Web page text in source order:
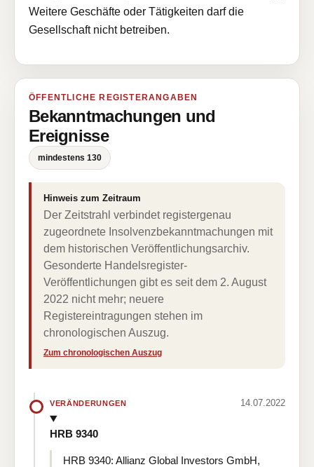
Weitere Geschäfte oder Tätigkeiten darf die
Gesellschaft nicht betreiben.
ÖFFENTLICHE REGISTERANGABEN
Bekanntmachungen und
Ereignisse
mindestens 130
Hinweis zum Zeitraum
Der Zeitstrahl verbindet registergenau
zugeordnete Insolvenzbekanntmachungen mit
dem historischen Veröffentlichungsarchiv.
Gesonderte Handelsregister-
Veröffentlichungen gibt es seit dem 2. August
2022 nicht mehr; neuere
Registereintragungen stehen im
chronologischen Auszug.
Zum chronologischen Auszug
VERÄNDERUNGEN 14.07.2022
HRB 9340
HRB 9340: Allianz Global Investors GmbH,